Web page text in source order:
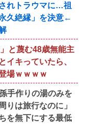
れトラウマに…祖
久絶縁」を決意←
と蔑む48歳無能主
イキっていたら、
場ｗｗｗｗ
手作りの湯のみを
りは旅行なのに」
を無下にする最低